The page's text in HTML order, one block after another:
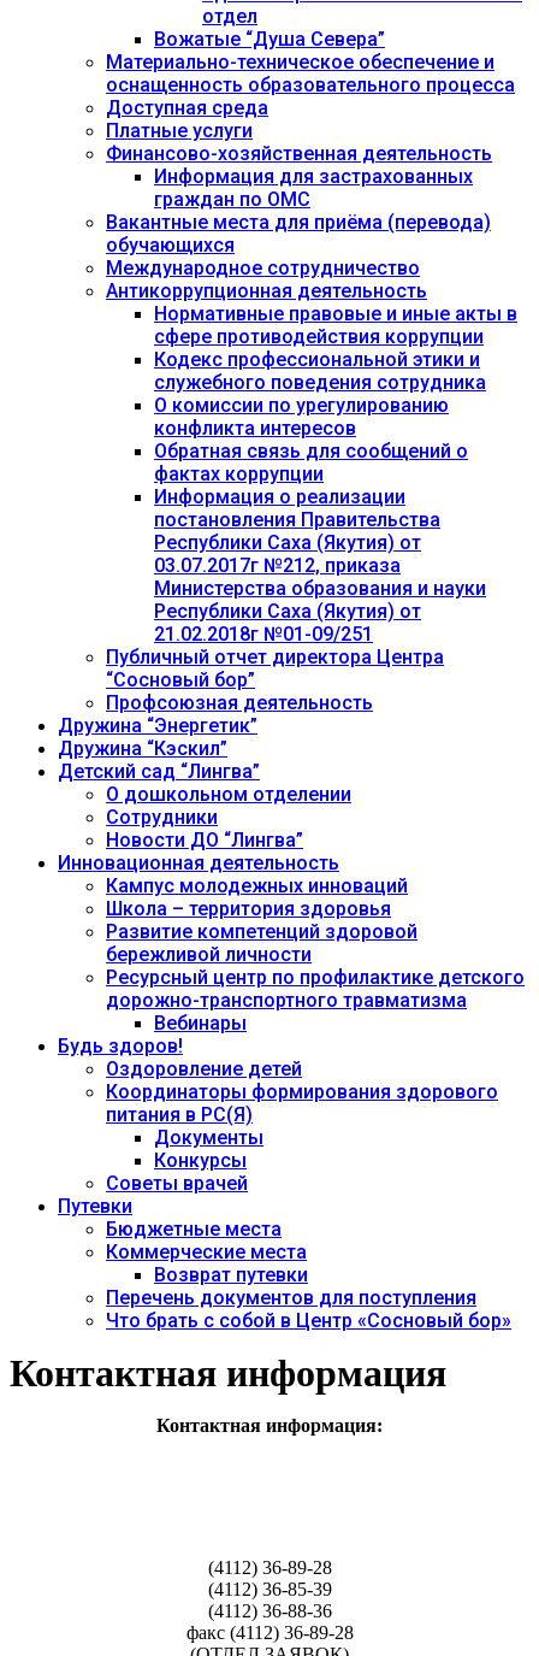
отдел
Вожатые “Душа Севера”
Материально-техническое обеспечение и
оснащенность образовательного процесса
Доступная среда
Платные услуги
Финансово-хозяйственная деятельность
Информация для застрахованных
граждан по ОМС
Вакантные места для приёма (перевода)
обучающихся
Международное сотрудничество
Антикоррупционная деятельность
Нормативные правовые и иные акты в
сфере противодействия коррупции
Кодекс профессиональной этики и
служебного поведения сотрудника
О комиссии по урегулированию
конфликта интересов
Обратная связь для сообщений о
фактах коррупции
Информация о реализации
постановления Правительства
Республики Саха (Якутия) от
03.07.2017г №212, приказа
Министерства образования и науки
Республики Саха (Якутия) от
21.02.2018г №01-09/251
Публичный отчет директора Центра
“Сосновый бор”
Профсоюзная деятельность
Дружина “Энергетик”
Дружина “Кэскил”
Детский сад “Лингва”
О дошкольном отделении
Сотрудники
Новости ДО “Лингва”
Инновационная деятельность
Кампус молодежных инноваций
Школа – территория здоровья
Развитие компетенций здоровой
бережливой личности
Ресурсный центр по профилактике детского
дорожно-транспортного травматизма
Вебинары
Будь здоров!
Оздоровление детей
Координаторы формирования здорового
питания в РС(Я)
Документы
Конкурсы
Советы врачей
Путевки
Бюджетные места
Коммерческие места
Возврат путевки
Перечень документов для поступления
Что брать с собой в Центр «Сосновый бор»
Контактная информация
Контактная информация:
(4112) 36-89-28
(4112) 36-85-39
(4112) 36-88-36
факс (4112) 36-89-28